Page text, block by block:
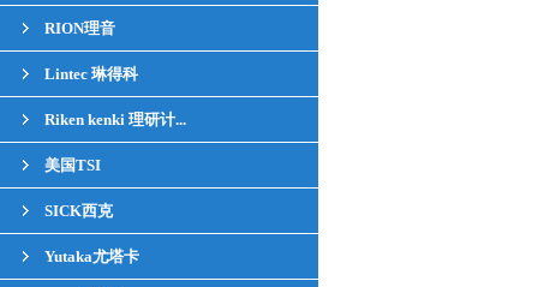
RION理音
Lintec 琳得科
Riken kenki 理研计...
美国TSI
SICK西克
Yutaka尤塔卡